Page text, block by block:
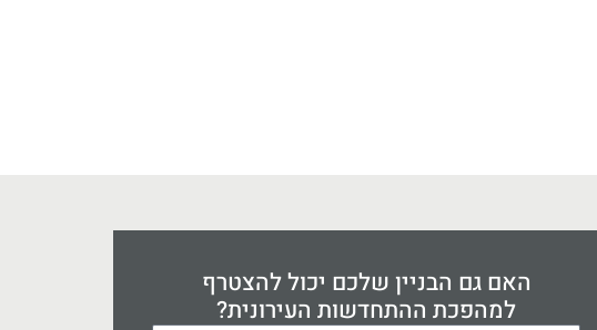
האם גם הבניין שלכם יכול להצטרף
למהפכת ההתחדשות העירונית?